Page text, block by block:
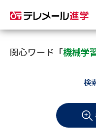
資料請
大学・短大の資料種類か
関心ワード「機械学
検